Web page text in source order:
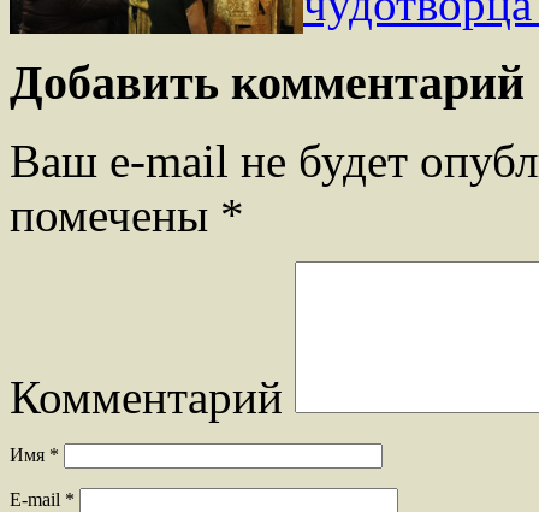
Добавить комментарий
Ваш e-mail не будет
помечены *
Комментарий
Имя *
E-mail *